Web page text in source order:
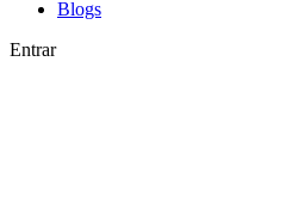
Blogs
Entrar